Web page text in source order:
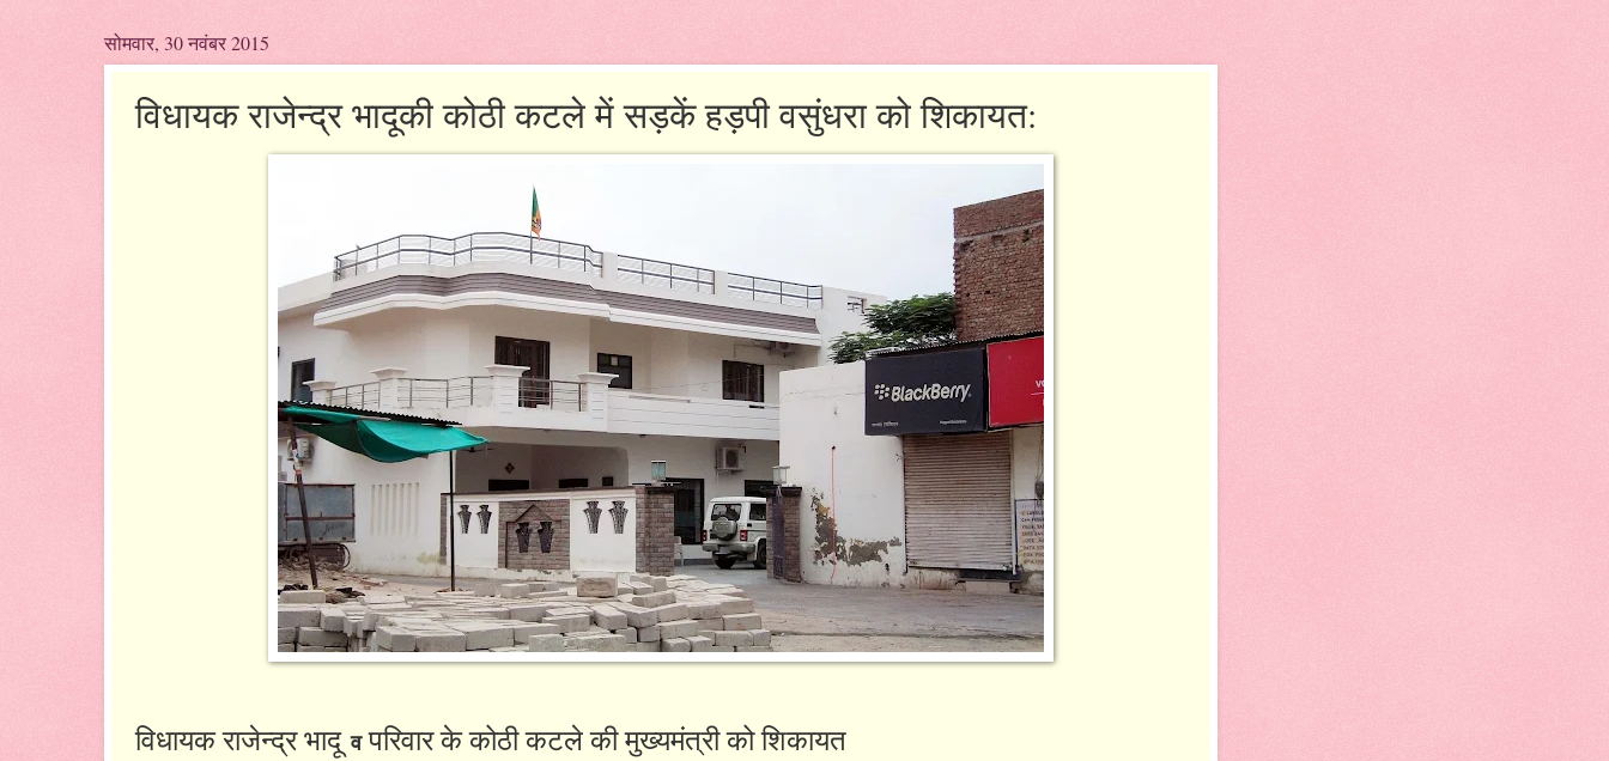
सोमवार, 30 नवंबर 2015
विधायक राजेन्द्र भादूकी कोठी कटले में सड़कें हड़पी वसुंधरा को शिकायत:
विधायक राजेन्द्र भादूवपरिवार के कोठी कटले की मुख्यमंत्री को शिकायत